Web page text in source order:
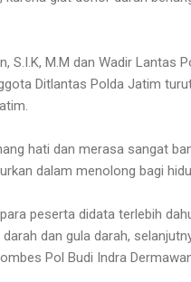
M.M dan Wadir Lantas
Ditlantas Polda Jatim
hati dan merasa sangat
dalam menolong bagi
peserta didata terlebih
dan gula darah,
Pol Budi Indra